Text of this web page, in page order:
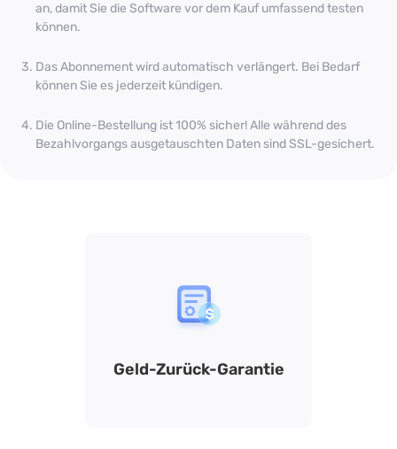
an, damit Sie die Software vor dem Kauf umfassend testen
können.
Das Abonnement wird automatisch verlängert. Bei Bedarf
können Sie es jederzeit kündigen.
Die Online-Bestellung ist 100% sicher! Alle während des
Bezahlvorgangs ausgetauschten Daten sind SSL-gesichert.
Geld-Zurück-Garantie